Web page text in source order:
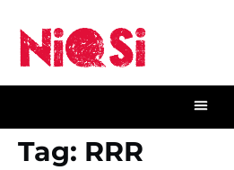
Tag: RRR